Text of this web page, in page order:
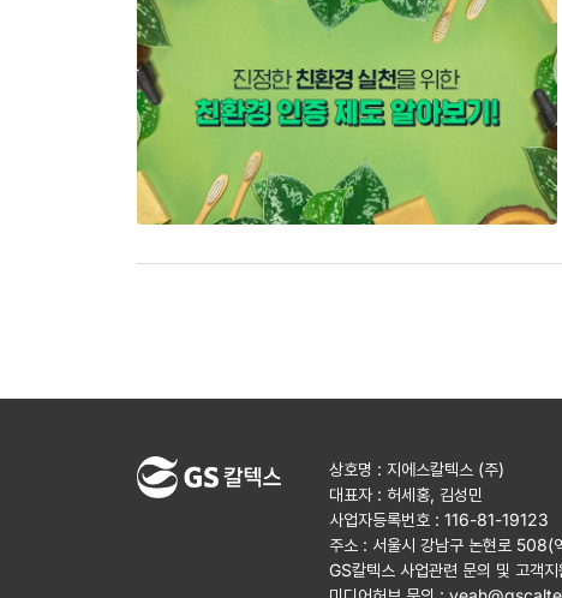
상호명 : 지에스칼텍스 (주)
대표자 : 허세홍, 김성민
사업자등록번호 : 116-81-19123
주소 : 서울시 강남구 논현로 508(
GS칼텍스 사업관련 문의 및 고객지